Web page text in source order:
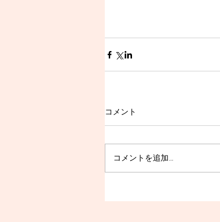
コメント
コメントを追加…